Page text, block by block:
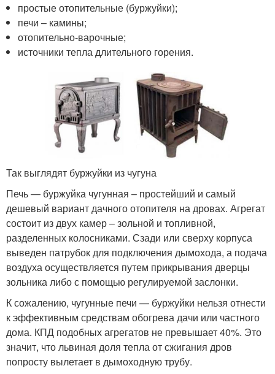
простые отопительные (буржуйки);
печи – камины;
отопительно-варочные;
источники тепла длительного горения.
Так выглядят буржуйки из чугуна
Печь — буржуйка чугунная – простейший и самый
дешевый вариант дачного отопителя на дровах. Агрегат
состоит из двух камер – зольной и топливной,
разделенных колосниками. Сзади или сверху корпуса
выведен патрубок для подключения дымохода, а подача
воздуха осуществляется путем прикрывания дверцы
зольника либо с помощью регулируемой заслонки.
К сожалению, чугунные печи — буржуйки нельзя отнести
к эффективным средствам обогрева дачи или частного
дома. КПД подобных агрегатов не превышает 40%. Это
значит, что львиная доля тепла от сжигания дров
попросту вылетает в дымоходную трубу.